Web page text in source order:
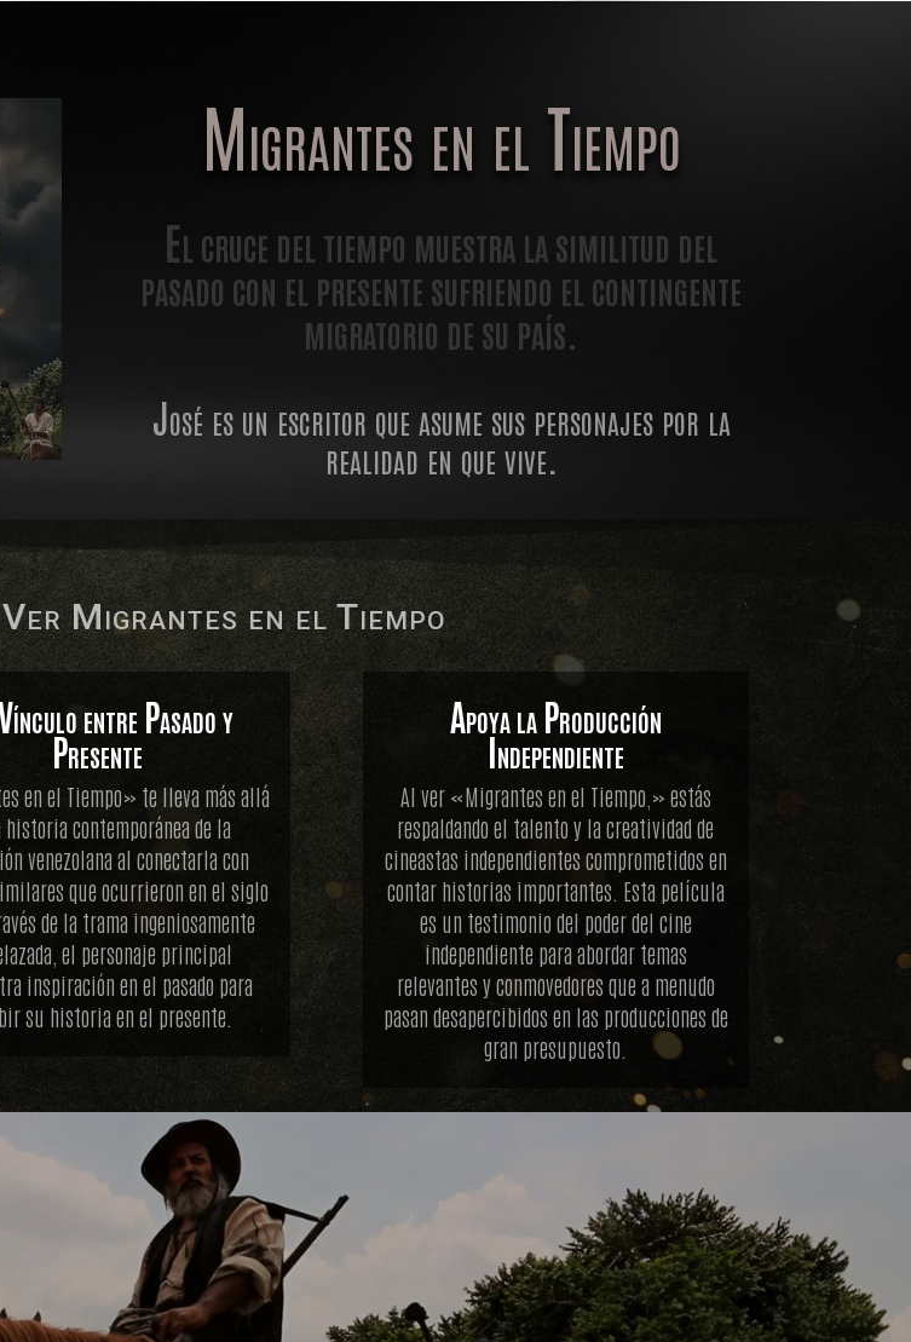
Migrantes en el Tiempo
El cruce del tiempo muestra la similitud del
pasado con el presente sufriendo el contingente
migratorio de su país.
José es un escritor que asume sus personajes por la
realidad en que vive.
Migrantes en el Tiempo
entre Pasado y
Presente
en el Tiempo» te lleva más allá
historia contemporánea de la
venezolana al conectarla con
que ocurrieron en el siglo
de la trama ingeniosamente
el personaje principal
inspiración en el pasado para
su historia en el presente.
Apoya la Producción
Independiente
Al ver «Migrantes en el Tiempo,» estás
respaldando el talento y la creatividad de
cineastas independientes comprometidos en
contar historias importantes. Esta película
es un testimonio del poder del cine
independiente para abordar temas
relevantes y conmovedores que a menudo
pasan desapercibidos en las producciones de
gran presupuesto.